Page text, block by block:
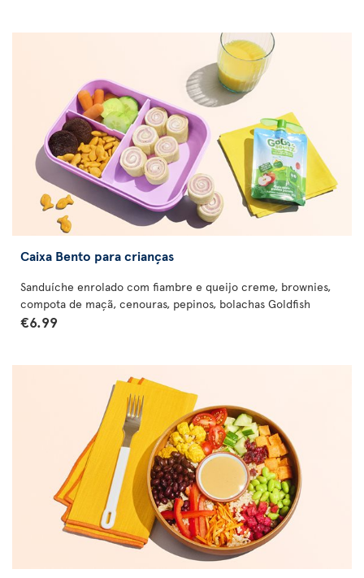
Caixa Bento para crianças
Sanduíche enrolado com fiambre e queijo creme, brownies,
compota de maçã, cenouras, pepinos, bolachas Goldfish
€6.99